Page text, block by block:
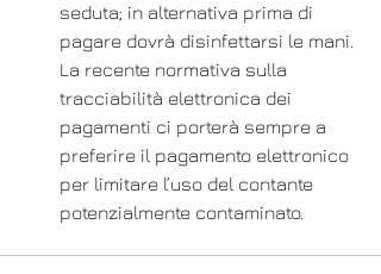
seduta; in alternativa prima di
pagare dovrà disinfettarsi le mani.
La recente normativa sulla
tracciabilità elettronica dei
pagamenti ci porterà sempre a
preferire il pagamento elettronico
per limitare l’uso del contante
potenzialmente contaminato.